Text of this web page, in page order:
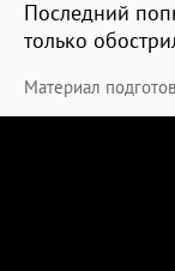
Последний
только
Материал